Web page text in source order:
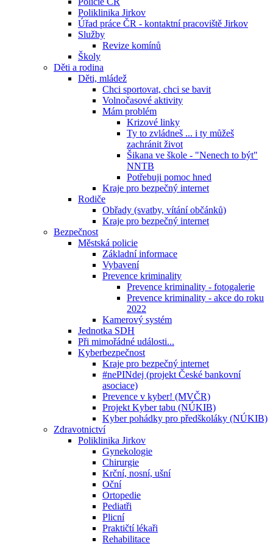
Poliklinika Jirkov
Úřad práce ČR - kontaktní pracoviště Jirkov
Služby
Revize komínů
Školy
Děti a rodina
Děti, mládež
Chci sportovat, chci se bavit
Volnočasové aktivity
Mám problém
Krizové linky
Ty to zvládneš ... i ty můžeš
zachránit život
Šikana ve škole - "Nenech to být"
NNTB
Potřebuji pomoc hned
Kraje pro bezpečný internet
Rodiče
Obřady (svatby, vítání občánků)
Kraje pro bezpečný internet
Bezpečnost
Městská policie
Základní informace
Vybavení
Prevence kriminality
Prevence kriminality - fotogalerie
Prevence kriminality - akce do roku
2022
Kamerový systém
Jednotka SDH
Při mimořádné události...
Kyberbezpečnost
Kraje pro bezpečný internet
#nePINdej (projekt České bankovní
asociace)
Prevence v kyber! (MVČR)
Projekt Kyber tabu (NÚKIB)
Kyber pohádky pro předškoláky (NÚKIB)
Zdravotnictví
Poliklinika Jirkov
Gynekologie
Chirurgie
Krční, nosní, ušní
Oční
Ortopedie
Pediatři
Plicní
Praktičtí lékaři
Rehabilitace